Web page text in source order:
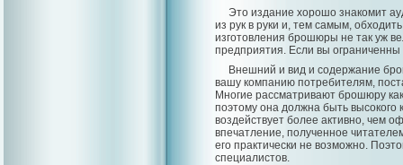
Это издание хорошо знакомит
из рук в руки и, тем самым,
изготовления брошюры не так уж
предприятия. Если вы
Внешний и вид и содержание
вашу компанию потребителям,
Многие рассматривают брошюру
поэтому она должна быть
воздействует более активно, чем
впечатление, полученное
его практически не возможно.
специалистов.